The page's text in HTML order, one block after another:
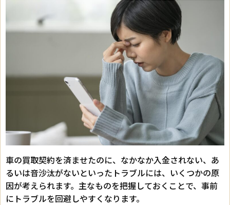
車の買取契約を済ませたのに、なかなか入金されない、あ
るいは音沙汰がないといったトラブルには、いくつかの原
因が考えられます。主なものを把握しておくことで、事前
にトラブルを回避しやすくなります。